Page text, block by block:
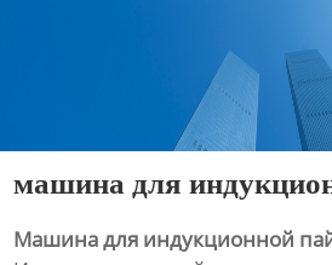
машина для
Машина для индукционной